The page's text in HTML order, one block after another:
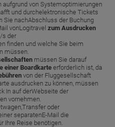
von Systemoptimierungen
und durchelektronische Tickets
Sie nachAbschluss der Buchung
vonLogitravel zum Ausdrucken
s der
finden und welche Sie beim
müssen.
müssen Sie darauf
einer Boardkarte erforderlich ist, da
von der Fluggesellschaft
ausdrucken zu können, müssen
In auf derWebseite der
vornehmen.
oder
separatenE-Mail die
Ihre Reise benötigen.